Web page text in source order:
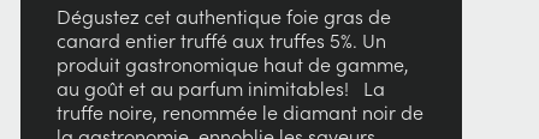
Dégustez cet authentique foie gras de
canard entier truffé aux truffes 5%. Un
produit gastronomique haut de gamme,
au goût et au parfum inimitables! La
truffe noire, renommée le diamant noir de